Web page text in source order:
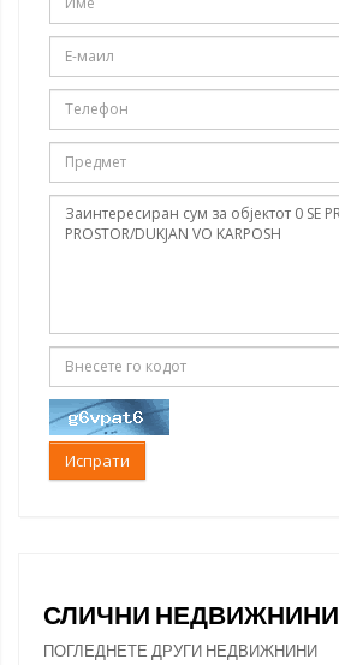
Испрати
СЛИЧНИ НЕДВИЖНИНИ
ПОГЛЕДНЕТЕ ДРУГИ НЕДВИЖНИНИ